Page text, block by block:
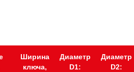
Ширина
ключа,
Диаметр
D1:
Диаметр
D2: